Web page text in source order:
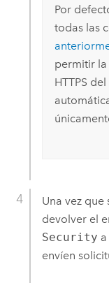
Por
todas las
permitir la
HTTPS
Una vez
devolver el
Security
envíen